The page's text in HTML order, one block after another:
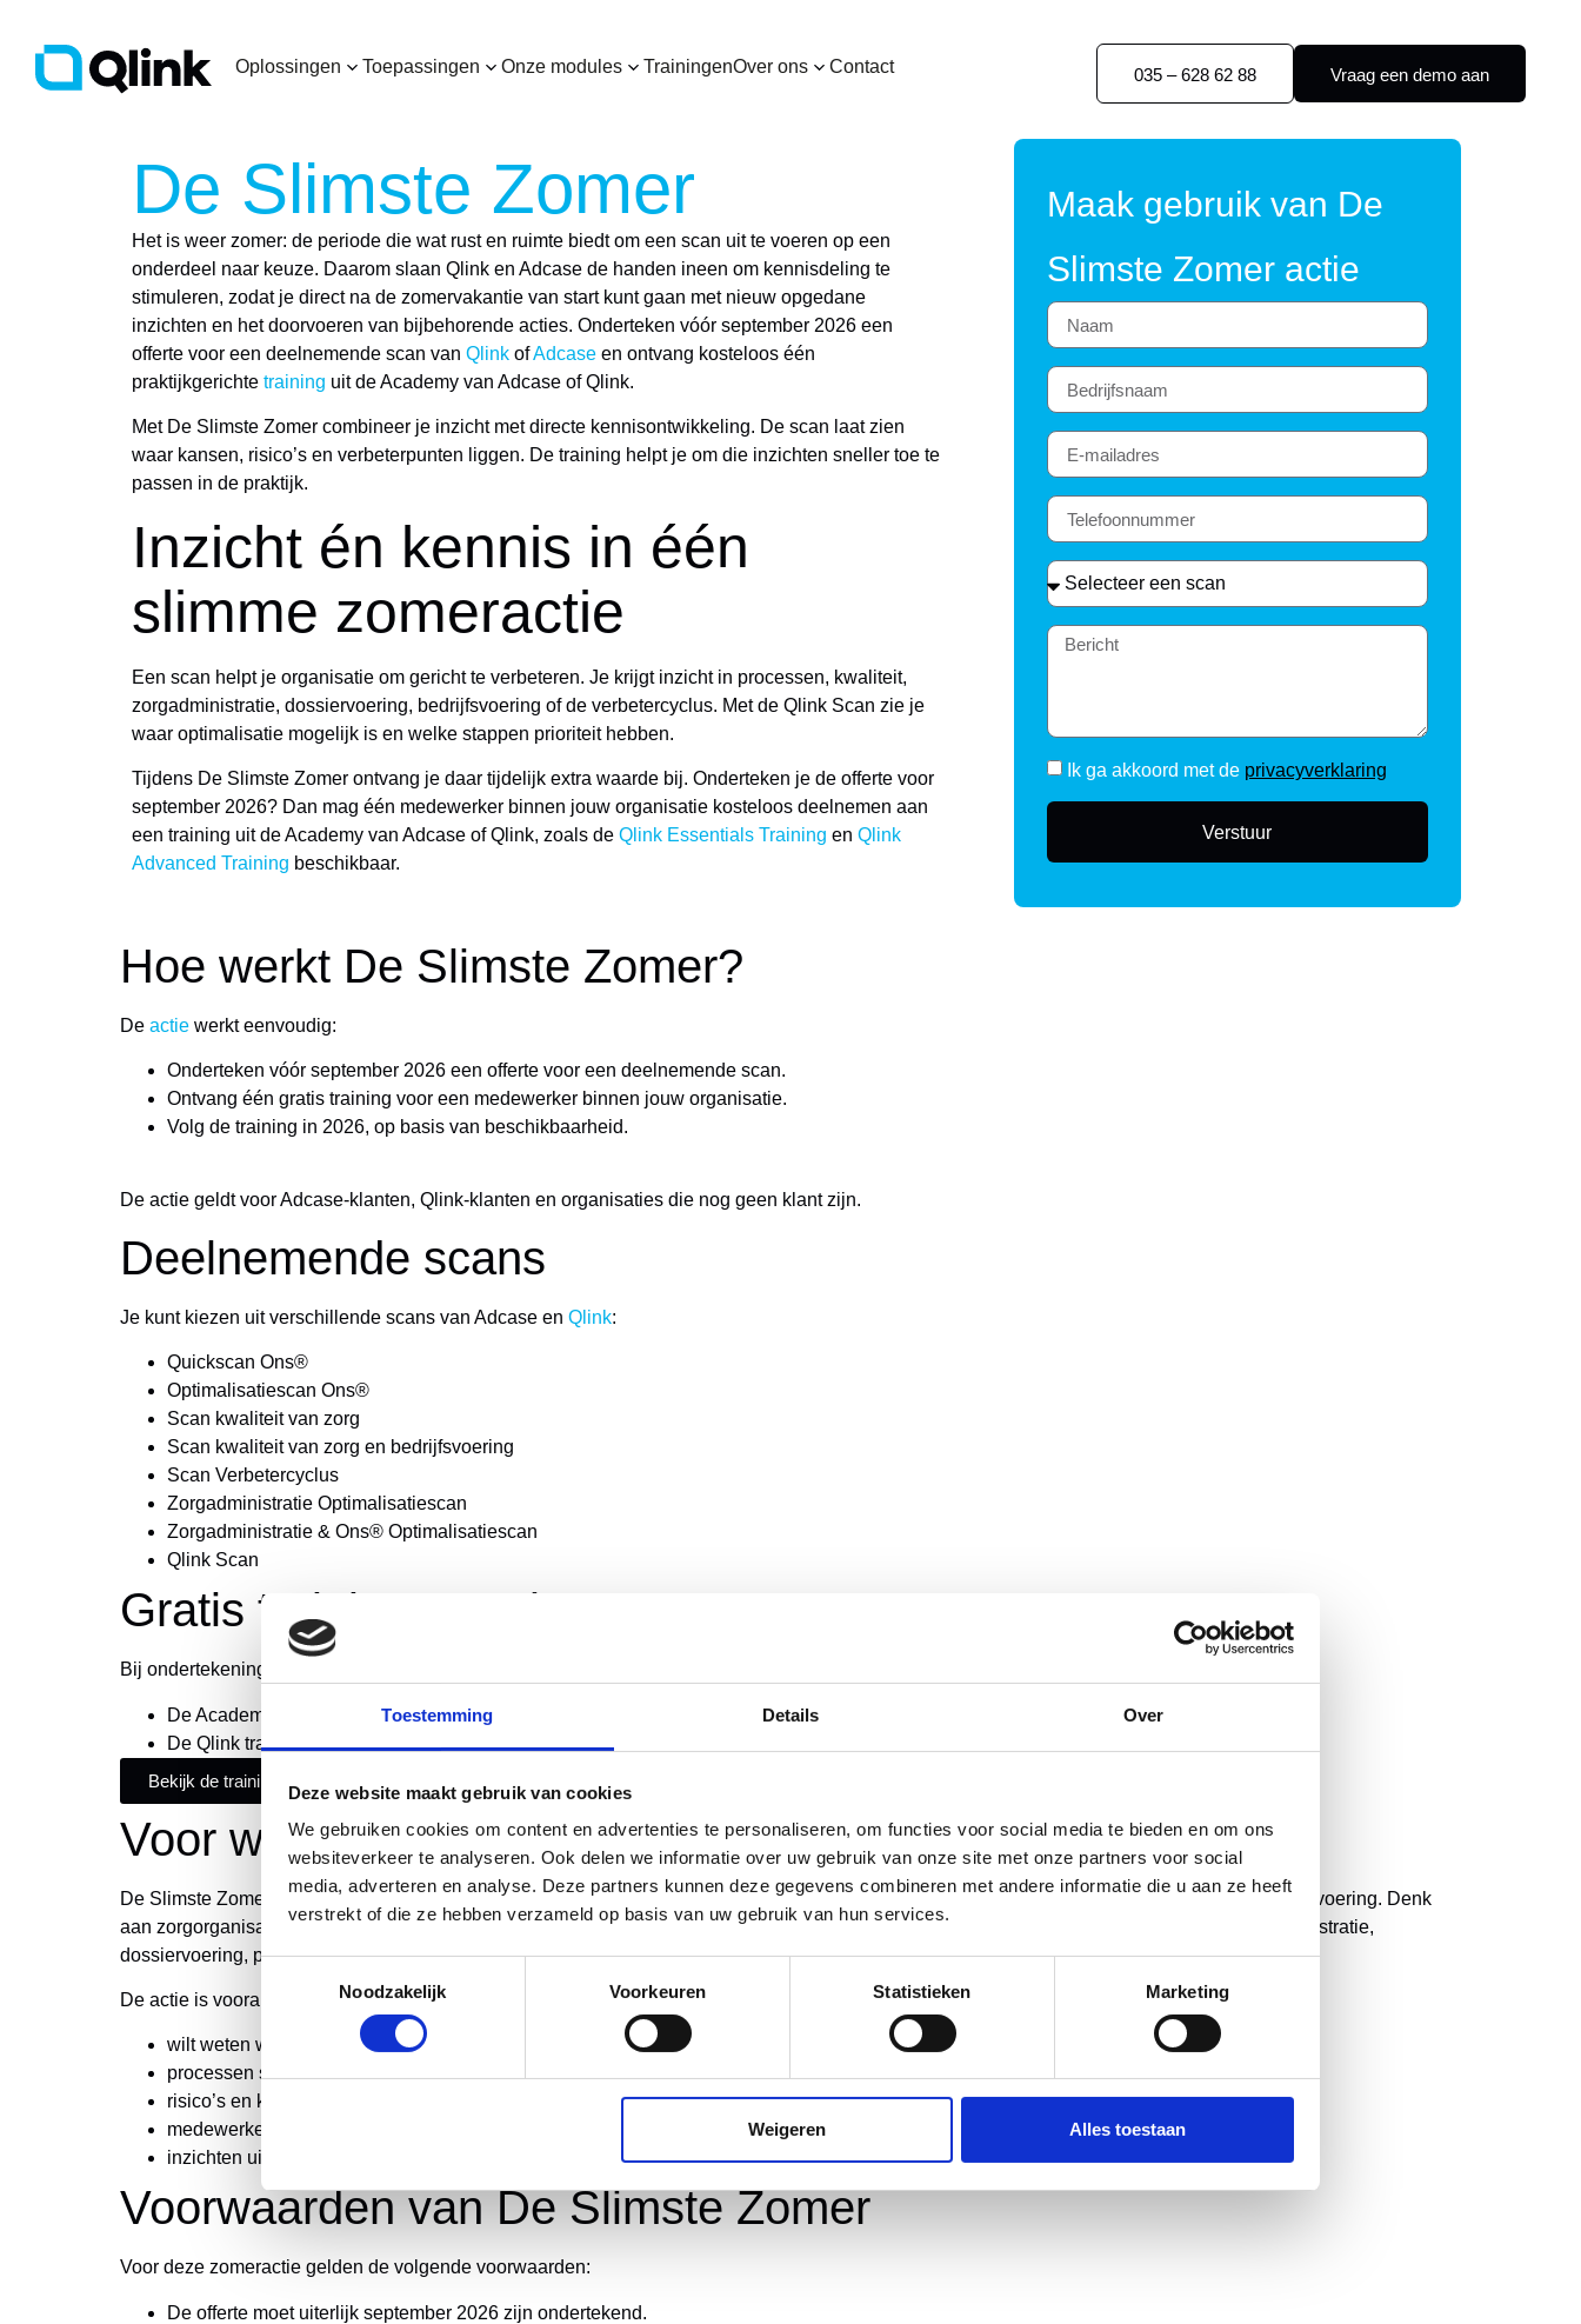
Toestemming Details Over
Deze website maakt gebruik van cookies
We gebruiken cookies om content en advertenties te personaliseren, om functies voor social media te bieden en om ons
websiteverkeer te analyseren. Ook delen we informatie over uw gebruik van onze site met onze partners voor social
media, adverteren en analyse. Deze partners kunnen deze gegevens combineren met andere informatie die u aan ze heeft
verstrekt of die ze hebben verzameld op basis van uw gebruik van hun services.
Noodzakelijk
Voorkeuren Statistieken Marketing
Weigeren Alles toestaan
Oplossingen Toepassingen Onze modules TrainingenOver ons Contact 035 – 628 62 88 Vraag een demo aan
De Slimste Zomer
Het is weer zomer: de periode die wat rust en ruimte biedt om een scan uit te voeren op een
onderdeel naar keuze. Daarom slaan Qlink en Adcase de handen ineen om kennisdeling te
stimuleren, zodat je direct na de zomervakantie van start kunt gaan met nieuw opgedane
inzichten en het doorvoeren van bijbehorende acties. Onderteken vóór september 2026 een
offerte voor een deelnemende scan van Qlink ofAdcase en ontvang kosteloos één
praktijkgerichte training uit de Academy van Adcase of Qlink.
Met De Slimste Zomer combineer je inzicht met directe kennisontwikkeling. De scan laat zien
waar kansen, risico’s en verbeterpunten liggen. De training helpt je om die inzichten sneller toe te
passen in de praktijk.
Inzicht én kennis in één
slimme zomeractie
Een scan helpt je organisatie om gericht te verbeteren. Je krijgt inzicht in processen, kwaliteit,
zorgadministratie, dossiervoering, bedrijfsvoering of de verbetercyclus. Met de Qlink Scan zie je
waar optimalisatie mogelijk is en welke stappen prioriteit hebben.
Tijdens De Slimste Zomer ontvang je daar tijdelijk extra waarde bij. Onderteken je de offerte voor
september 2026? Dan mag één medewerker binnen jouw organisatie kosteloos deelnemen aan
een training uit de Academy van Adcase of Qlink, zoals de Qlink Essentials Training en Qlink
Advanced Training beschikbaar.
Maak gebruik van De
Slimste Zomer actie
Ik ga akkoord met de privacyverklaring
Verstuur
Hoe werkt De Slimste Zomer?
De actie werkt eenvoudig:
Onderteken vóór september 2026 een offerte voor een deelnemende scan.
Ontvang één gratis training voor een medewerker binnen jouw organisatie.
Volg de training in 2026, op basis van beschikbaarheid.
De actie geldt voor Adcase-klanten, Qlink-klanten en organisaties die nog geen klant zijn.
Deelnemende scans
Je kunt kiezen uit verschillende scans van Adcase en Qlink:
Quickscan Ons®
Optimalisatiescan Ons®
Scan kwaliteit van zorg
Scan kwaliteit van zorg en bedrijfsvoering
Scan Verbetercyclus
Zorgadministratie Optimalisatiescan
Zorgadministratie & Ons® Optimalisatiescan
Qlink Scan
Gratis training naar keuze
Bij ondertekening binnen de actievoorwaarden kies je één praktijkgerichte training uit:
De Academy van Adcase, zoals “Efficiënt werken met Ons® Dossier Mikzo® en Mikzo® Kompas Training Ons® Blokplanning
De Qlink trainingen: Qlink Essentials en Qlink Advanced.
Bekijk de trainingen uit de Academy van Adcase
Voor wie is deze actie interessant?
De Slimste Zomer actie is relevant voor organisaties die willen werken aan betere processen, meer grip op kwaliteit en efficiëntere dagelijkse uitvoering. Denk
aan zorgorganisaties en professionals zoals kwaliteitsmanagers, applicatiebeheerders, teamleiders en medewerkers die werken met zorgadministratie,
dossiervoering, planning of kwaliteitsmanagement.
De actie is vooral interessant wanneer je:
wilt weten waar verbeterkansen liggen;
processen slimmer wilt inrichten;
risico’s en knelpunten sneller zichtbaar wilt maken;
medewerkers gericht wilt trainen;
inzichten uit een scan direct wilt vertalen naar de praktijk.
Voorwaarden van De Slimste Zomer
Voor deze zomeractie gelden de volgende voorwaarden:
De offerte moet uiterlijk september 2026 zijn ondertekend.